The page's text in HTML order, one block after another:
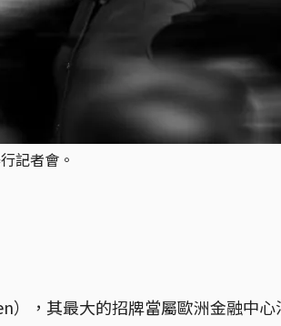
記者會。
），其最大的招牌當屬歐洲金融中